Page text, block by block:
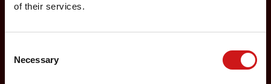
of their services.
Selection
Necessary